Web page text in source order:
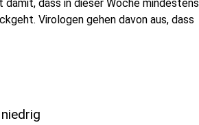
dass in dieser Woche mindestens
Virologen gehen davon aus, dass